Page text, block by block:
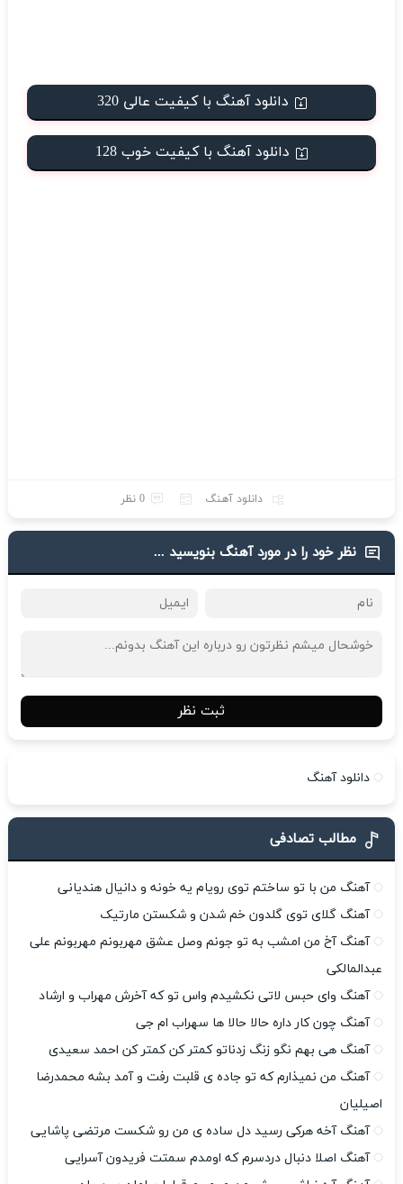
دانلود آهنگ با کیفیت عالی 320
دانلود آهنگ با کیفیت خوب 128
دانلود آهنگ 0 نظر
نظر خود را در مورد آهنگ بنویسید ...
ثبت نظر
دانلود آهنگ
مطالب تصادفی
آهنگ من با تو ساختم توی رویام یه خونه و دانیال هندیانی
آهنگ گلای توی گلدون خم شدن و شکستن مارتیک
آهنگ آخ من امشب به تو جونم وصل عشق مهربونم مهربونم علی
عبدالمالکی
آهنگ وای حبس لاتی نکشیدم واس تو که آخرش مهراب و ارشاد
آهنگ چون کار داره حالا حالا ها سهراب ام جی
آهنگ هی بهم نگو زنگ زدناتو کمتر کن کمتر کن احمد سعیدی
آهنگ من نمیذارم که تو جاده ی قلبت رفت و آمد بشه محمدرضا
اصیلیان
آهنگ آخه هرکی رسید دل ساده ی من رو شکست مرتضی پاشایی
آهنگ اصلا دنبال دردسرم که اومدم سمتت فریدون آسرایی